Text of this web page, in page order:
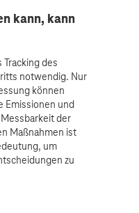
kann, kann
des
notwendig. Nur
können
Emissionen und
der
Maßnahmen ist
um
zu